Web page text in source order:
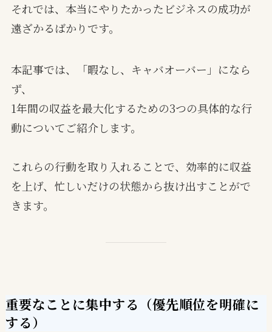
それでは、本当にやりたかったビジネスの成功が
遠ざかるばかりです。
本記事では、「暇なし、キャバオーバー」になら
ず、
1年間の収益を最大化するための3つの具体的な行
動についてご紹介します。
これらの行動を取り入れることで、効率的に収益
を上げ、忙しいだけの状態から抜け出すことがで
きます。
重要なことに集中する（優先順位を明確に
する）